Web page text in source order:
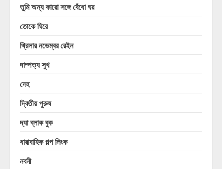
তুমি অন্য কারো সঙ্গে বেঁধো ঘর
তোকে ঘিরে
থ্রিলার নভেম্বর রেইন
দাম্পত্য সুখ
দেহ
দ্বিতীয় পুরুষ
দ্যা ব্লাক বুক
ধারাবাহিক গল্প লিংক
নবনী